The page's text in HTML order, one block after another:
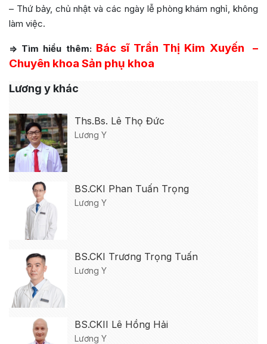
– Thứ bảy, chủ nhật và các ngày lễ phòng khám nghỉ, không
làm việc.
=> Tìm hiểu thêm: Bác sĩ Trần Thị Kim Xuyến –
Chuyên khoa Sản phụ khoa
Lương y khác
Ths.Bs. Lê Thọ Đức
Lương Y
BS.CKI Phan Tuấn Trọng
Lương Y
BS.CKI Trương Trọng Tuấn
Lương Y
BS.CKII Lê Hồng Hải
Lương Y